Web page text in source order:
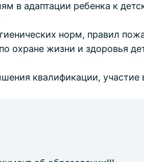
в адаптации ребенка к
норм, правил
охране жизни и здоровья
квалификации, участие